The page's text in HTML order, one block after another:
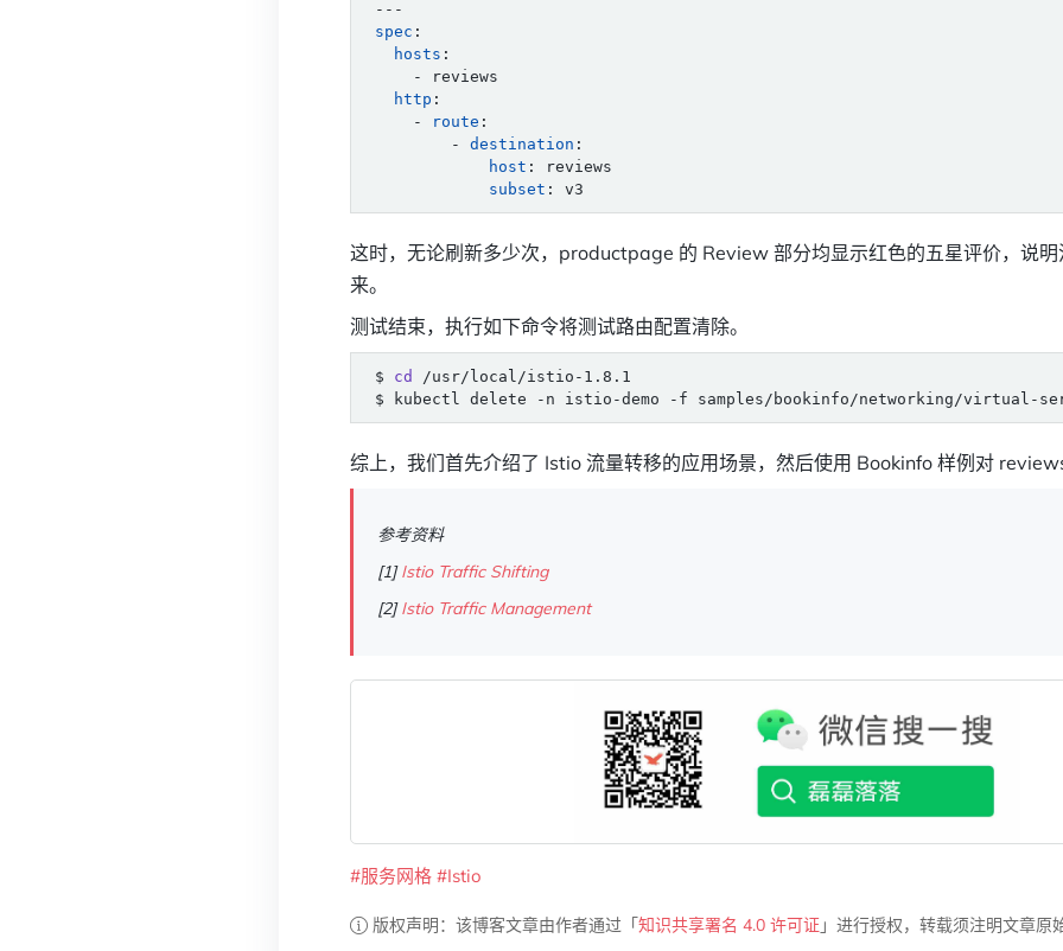
---
spec :
hosts :
- reviews
http :
-
route :
- destination :
host :
reviews
subset : v3
这时，无论刷新多少次，productpage 的 Review 部分均显示红色的五星评价，说
来。
测试结束，执行如下命令将测试路由配置清除。
$ cd
综上，我们首先介绍了 Istio 流量转移的应用场景，然后使用 Bookinfo 样例对
参考资料
[1]Istio Traffic Shifting
[2]Istio Traffic Management
#服务网格 #Istio
版权声明：该博客文章由作者通过「 知识共享署名 4.0 许可证 」进行授权，转载须注明文章原